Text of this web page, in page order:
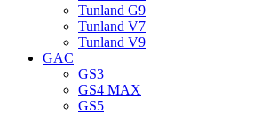
Tunland G9
Tunland V7
Tunland V9
GAC
GS3
GS4 MAX
GS5